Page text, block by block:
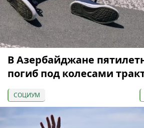
В Азербайджане
погиб под колесами
СОЦИУМ